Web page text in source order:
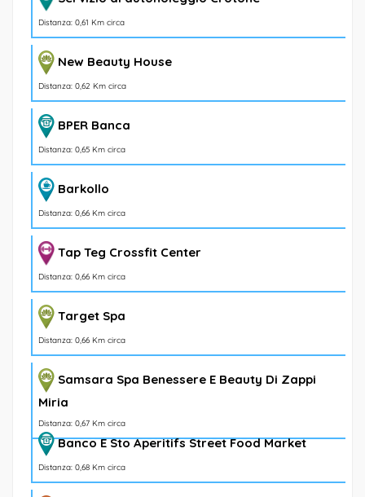
Distanza: 0,61 Km circa
New Beauty House
Distanza: 0,62 Km circa
BPER Banca
Distanza: 0,65 Km circa
Barkollo
Distanza: 0,66 Km circa
Tap Teg Crossfit Center
Distanza: 0,66 Km circa
Target Spa
Distanza: 0,66 Km circa
Samsara Spa Benessere E Beauty Di Zappi
Miria
Distanza: 0,67 Km circa
Banco E Sto Aperitifs Street Food Market
Distanza: 0,68 Km circa